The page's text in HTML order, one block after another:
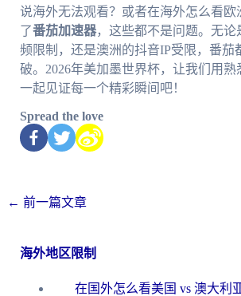
说海外无法观看？或者在海外怎么看欧
了番茄加速器，这些都不是问题。无论
频限制，还是澳洲的抖音IP受限，番茄
破。2026年美加墨世界杯，让我们用熟
一起见证每一个精彩瞬间吧！
Spread the love
← 前一篇文章
海外地区限制